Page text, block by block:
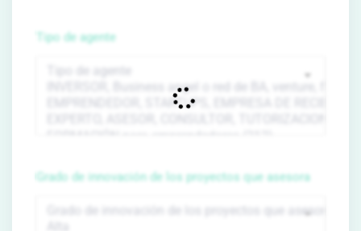
Tipo de agente
Grado de innovación de los proyectos que asesora